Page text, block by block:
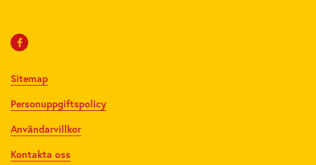
Sitemap
Personuppgiftspolicy
Användarvillkor
Kontakta oss